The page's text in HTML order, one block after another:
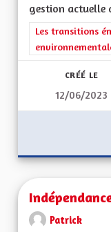
gestion actuelle
Filtrer les
Les transitions
CRÉÉ LE
12/06/2023
Patrick